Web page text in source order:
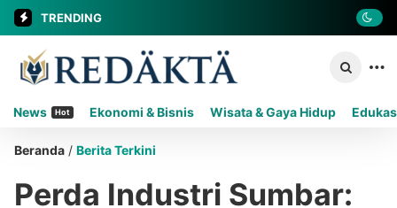
TRENDING
News Hot Ekonomi & Bisnis Wisata & Gaya Hidup
Beranda / Berita Terkini
Perda Industri Sumbar: